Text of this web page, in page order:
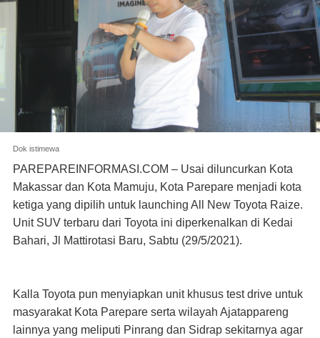
Dok istimewa
PAREPAREINFORMASI.COM – Usai diluncurkan Kota
Makassar dan Kota Mamuju, Kota Parepare menjadi kota
ketiga yang dipilih untuk launching All New Toyota Raize.
Unit SUV terbaru dari Toyota ini diperkenalkan di Kedai
Bahari, Jl Mattirotasi Baru, Sabtu (29/5/2021).
Kalla Toyota pun menyiapkan unit khusus test drive untuk
masyarakat Kota Parepare serta wilayah Ajatappareng
lainnya yang meliputi Pinrang dan Sidrap sekitarnya agar